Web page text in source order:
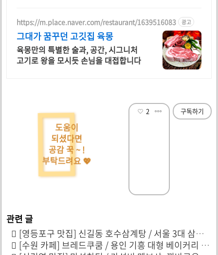
https://m.place.naver.com/restaurant/1639516083 광고
그대가 꿈꾸던 고깃집 육몽
육몽만의 특별한 술과, 공간, 시그니처
고기로 왕을 모시듯 손님을 대접합니다
도움이
되셨다면
공감 꾹 ~ !
부탁드려요 💖
2 구독하기
[영등포구 맛집] 신길동 호수삼계탕 / 서울 3대 삼계탕 맛집 / 수요미식회 들깨삼계탕
[수원 카페] 브레드쿠쿰 / 용인 기흥 대형 베이커리 카페 / 넓은 루프탑 카페